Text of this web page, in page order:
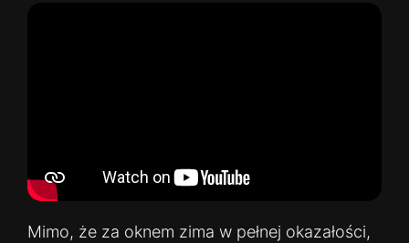
Mimo, że za oknem zima w pełnej okazałości,